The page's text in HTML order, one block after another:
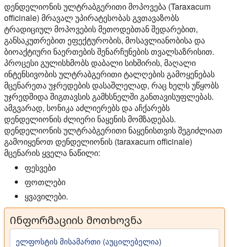
დენდელიონის ულტრაბგერითი მოპოვება (Taraxacum
officinale) მრავალ უპირატესობას გვთავაზობს
ტრადიციულ მოპოვების მეთოდებთან შედარებით,
განსაკუთრებით ეფექტურობის, მოსავლიანობისა და
ბიოაქტიური ნაერთების შენარჩუნების თვალსაზრისით.
პროცესი გულისხმობს დაბალი სიხშირის, მაღალი
ინტენსივობის ულტრაბგერითი ტალღების გამოყენებას
მცენარეთა უჯრედების დასაშლელად, რაც ხელს უწყობს
უჯრედშიდა შიგთავსის გამხსნელში განთავისუფლებას.
ამგვარად, სონიკა აძლიერებს და აჩქარებს
დენდელიონის ძლიერი ნაყენის მომზადებას.
დენდელიონის ულტრაბგერითი ნაყენისთვის შეგიძლიათ
გამოიყენოთ დენდელიონის (taraxacum officinale)
მცენარის ყველა ნაწილი:
ფესვები
ფოთლები
ყვავილები.
Ინფორმაციის მოთხოვნა
ელფოსტის მისამართი (აუცილებელია)